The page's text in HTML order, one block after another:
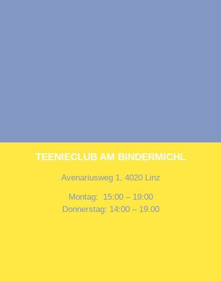
TEENIECLUB AM BINDERMICHL
Avenariusweg 1, 4020 Linz
Montag: 15:00 – 19:00
Donnerstag: 14:00 – 19.00